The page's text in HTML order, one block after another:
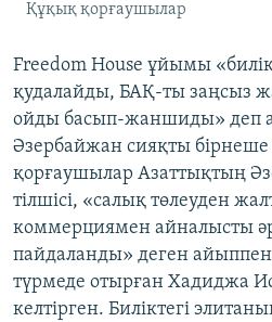
Құқық қорғаушылар
Freedom House ұйымы
қудалайды, БАҚ-ты заңсыз
ойды басып-жаншиды» деп
Әзербайжан сияқты
қорғаушылар Азаттықтың
тілшісі, «салық төлеуден
коммерциямен айналысты
пайдаланды» деген
түрмеде отырған Хадиджа
келтірген. Биліктегі